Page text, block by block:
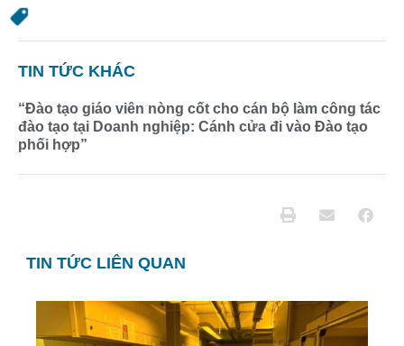
TIN TỨC KHÁC
“Đào tạo giáo viên nòng cốt cho cán bộ làm công tác
đào tạo tại Doanh nghiệp: Cánh cửa đi vào Đào tạo
phối hợp”
TIN TỨC LIÊN QUAN